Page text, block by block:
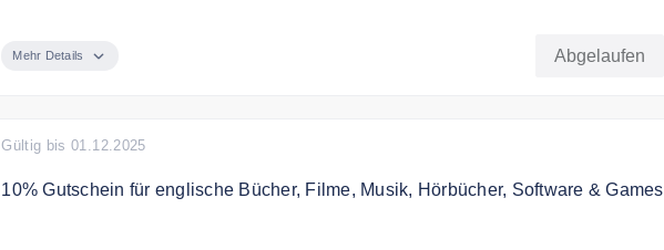
Mehr Details Abgelaufen
Gültig bis 01.12.2025
10% Gutschein für englische Bücher, Filme, Musik, Hörbücher, Software & Games